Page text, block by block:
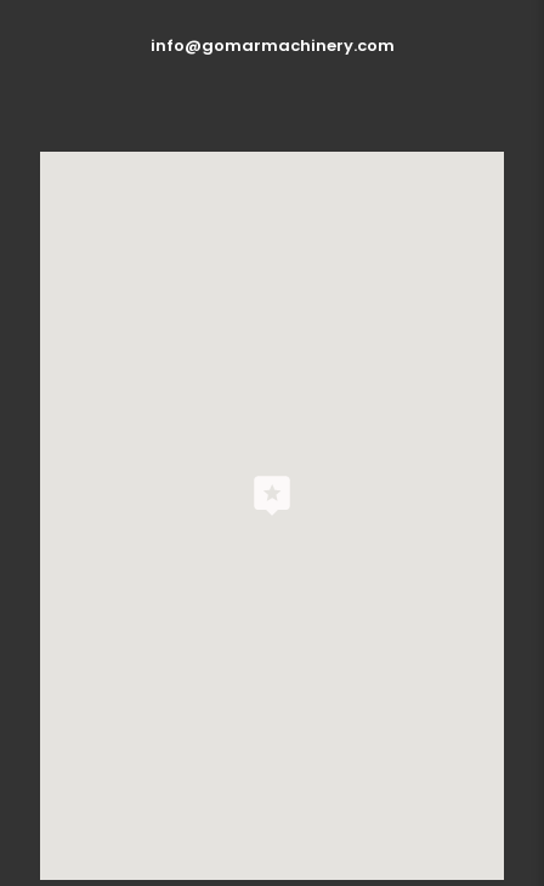
info@gomarmachinery.com